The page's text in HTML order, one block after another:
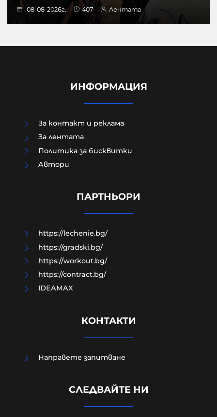
08-08-2026г. 407 Лентата
прости стъпки?
украинската посланичка заради
ИНФОРМАЦИЯ
За контакт и реклама
За лентата
Политика за бисквитки
Aвтори
ПАРТНЬОРИ
https://lechenie.bg/
https://gradski.bg/
https://workout.bg/
https://contract.bg/
IDEAMAX
КОНТАКТИ
Направете запитване
СЛЕДВАЙТЕ НИ